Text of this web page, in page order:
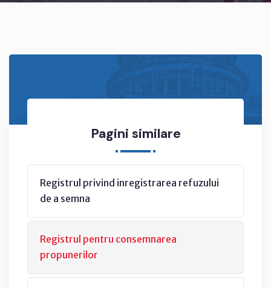
Pagini similare
Registrul privind inregistrarea refuzului
de a semna
Registrul pentru consemnarea
propunerilor